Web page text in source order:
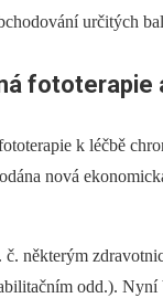
určitých
fototerapie
k léčbě
nová
některým
odd.).